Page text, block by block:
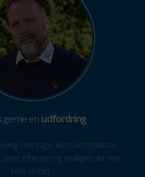
gerne en udfordring
montage, konsulentydelser,
eftersyn og vedligehold over
hele landet.